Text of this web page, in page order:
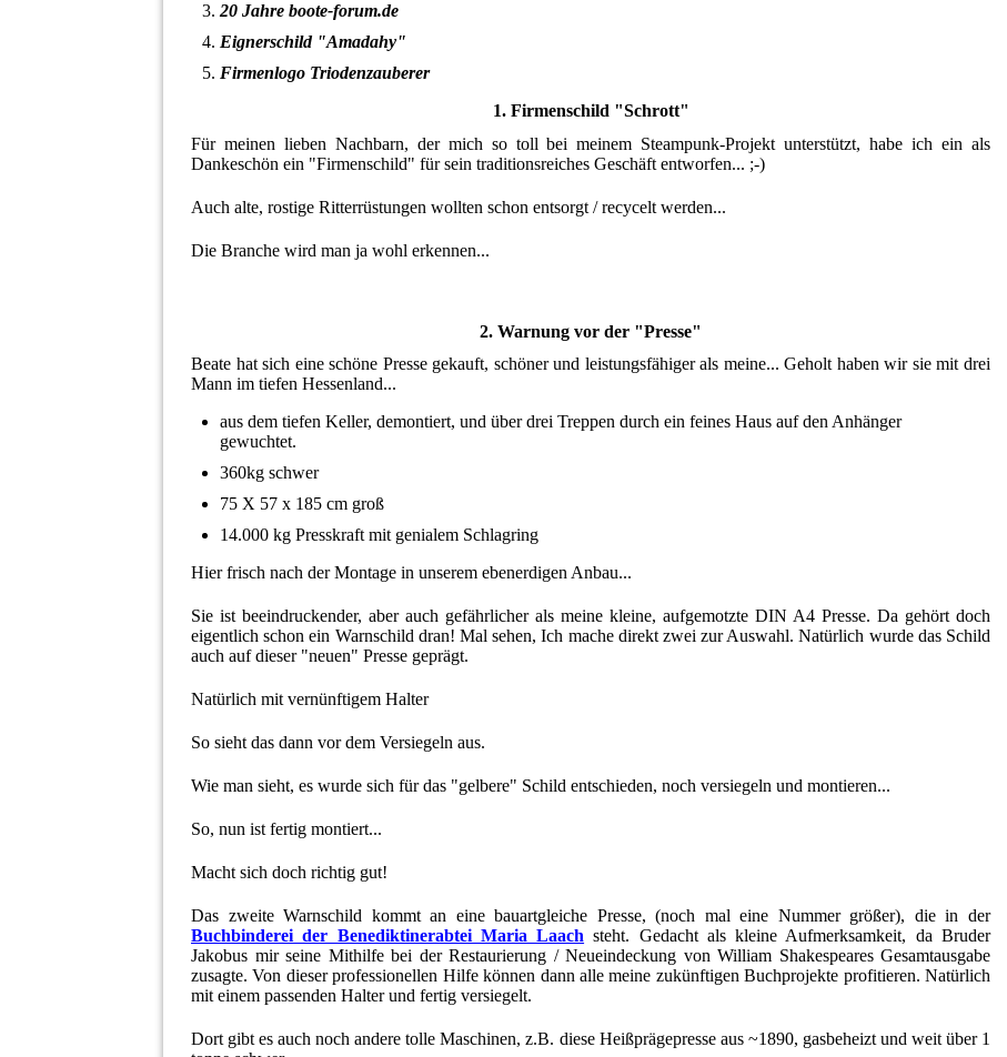
20 Jahre boote-forum.de
Eignerschild "Amadahy"
Firmenlogo Triodenzauberer
1. Firmenschild "Schrott"
Für meinen lieben Nachbarn, der mich so toll bei meinem Steampunk-Projekt unterstützt, habe ich ein als
Dankeschön ein "Firmenschild" für sein traditionsreiches Geschäft entworfen... ;-)
Auch alte, rostige Ritterrüstungen wollten schon entsorgt / recycelt werden...
Die Branche wird man ja wohl erkennen...
2. Warnung vor der "Presse"
Beate hat sich eine schöne Presse gekauft, schöner und leistungsfähiger als meine... Geholt haben wir sie mit drei
Mann im tiefen Hessenland...
aus dem tiefen Keller, demontiert, und über drei Treppen durch ein feines Haus auf den Anhänger
gewuchtet.
360kg schwer
75 X 57 x 185 cm groß
14.000 kg Presskraft mit genialem Schlagring
Hier frisch nach der Montage in unserem ebenerdigen Anbau...
Sie ist beeindruckender, aber auch gefährlicher als meine kleine, aufgemotzte DIN A4 Presse. Da gehört doch
eigentlich schon ein Warnschild dran! Mal sehen, Ich mache direkt zwei zur Auswahl. Natürlich wurde das Schild
auch auf dieser "neuen" Presse geprägt.
Natürlich mit vernünftigem Halter
So sieht das dann vor dem Versiegeln aus.
Wie man sieht, es wurde sich für das "gelbere" Schild entschieden, noch versiegeln und montieren...
So, nun ist fertig montiert...
Macht sich doch richtig gut!
Das zweite Warnschild kommt an eine bauartgleiche Presse, (noch mal eine Nummer größer), die in der
Buchbinderei der Benediktinerabtei Maria Laach steht. Gedacht als kleine Aufmerksamkeit, da Bruder
Jakobus mir seine Mithilfe bei der Restaurierung / Neueindeckung von William Shakespeares Gesamtausgabe
zusagte. Von dieser professionellen Hilfe können dann alle meine zukünftigen Buchprojekte profitieren. Natürlich
mit einem passenden Halter und fertig versiegelt.
Dort gibt es auch noch andere tolle Maschinen, z.B. diese Heißprägepresse aus ~1890, gasbeheizt und weit über 1